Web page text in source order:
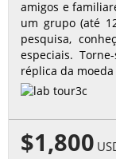
amigos e
um grupo (até
pesquisa,
especiais.
réplica da
$1,800